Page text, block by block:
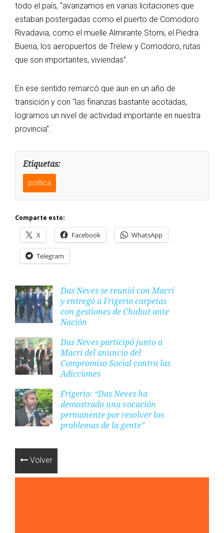
todo el país, “avanzamos en varias licitaciones que
estaban postergadas como el puerto de Comodoro
Rivadavia, como el muelle Almirante Storni, el Piedra
Buena, los aeropuertos de Trelew y Comodoro, rutas
que son importantes, viviendas”.
En ese sentido remarcó que aun en un año de
transición y con “las finanzas bastante acotadas,
logramos un nivel de actividad importante en nuestra
provincia”.
Etiquetas:
política
Comparte esto:
X Facebook WhatsApp
Telegram
Das Neves se reunió con Macri
y entregó a Frigerio carpetas
con gestiones de Chubut ante
Nación
Das Neves participó junto a
Macri del anuncio del
Compromiso Social contra las
Adicciones
Frigerio: “Das Neves ha
demostrado una vocación
permanente por resolver los
problemas de la gente”
Volver